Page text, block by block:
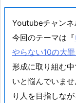
Youtubeチャンネ
今回のテーマは『
やらない10の大
形成に取り組む
いと悩んでいま
り人を目指しな